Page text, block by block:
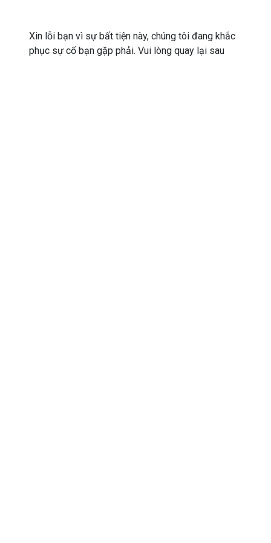
Xin lỗi bạn vì sự bất tiện này, chúng tôi đang khắc
phục sự cố bạn gặp phải. Vui lòng quay lại sau